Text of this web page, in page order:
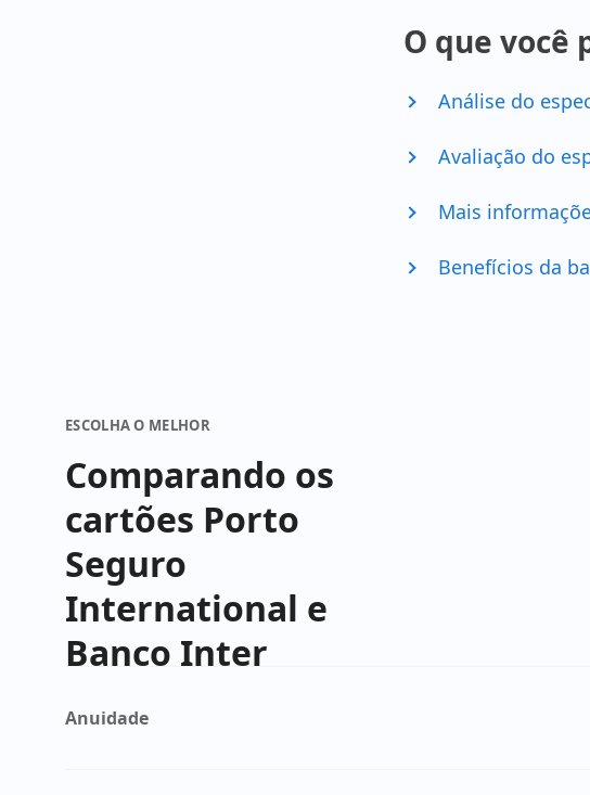
O que você
Análise do
Avaliação do
Mais
Benefícios da
ESCOLHA O MELHOR
Comparando os
cartões Porto
Seguro
International e
Banco Inter
Anuidade